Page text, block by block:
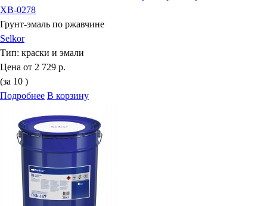
ХВ-0278
Грунт-эмаль по ржавчине
Selkor
Тип: краски и эмали
Цена от 2 729 р.
(за 10 )
Подробнее В корзину